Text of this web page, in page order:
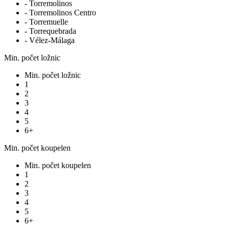
- Torremolinos
- Torremolinos Centro
- Torremuelle
- Torrequebrada
- Vélez-Málaga
Min. počet ložnic
Min. počet ložnic
1
2
3
4
5
6+
Min. počet koupelen
Min. počet koupelen
1
2
3
4
5
6+